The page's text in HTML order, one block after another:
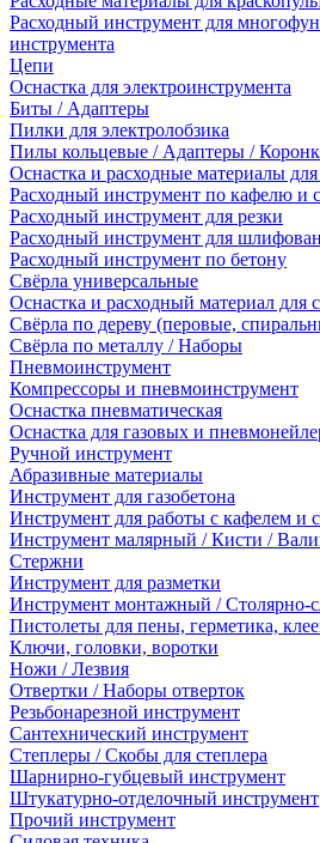
Расходный инструмент для
инструмента
Цепи
Оснастка для электроинструмента
Биты / Адаптеры
Пилки для электролобзика
Пилы кольцевые / Адаптеры /
Оснастка и расходные материалы
Расходный инструмент по кафелю и
Расходный инструмент для резки
Расходный инструмент для
Расходный инструмент по бетону
Свёрла универсальные
Оснастка и расходный материал для
Свёрла по дереву (перовые,
Свёрла по металлу / Наборы
Пневмоинструмент
Компрессоры и пневмоинструмент
Оснастка пневматическая
Оснастка для газовых и
Ручной инструмент
Абразивные материалы
Инструмент для газобетона
Инструмент для работы с кафелем и
Инструмент малярный / Кисти /
Стержни
Инструмент для разметки
Инструмент монтажный / Столярно-
Пистолеты для пены, герметика,
Ключи, головки, воротки
Ножи / Лезвия
Отвертки / Наборы отверток
Резьбонарезной инструмент
Сантехнический инструмент
Степлеры / Скобы для степлера
Шарнирно-губцевый инструмент
Штукатурно-отделочный инструмент
Прочий инструмент